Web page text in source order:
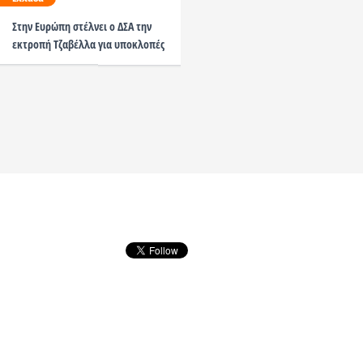
Στην Ευρώπη στέλνει ο ΔΣΑ την
εκτροπή Τζαβέλλα για υποκλοπές